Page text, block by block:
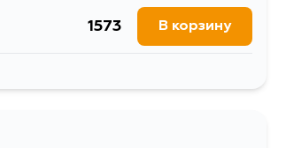
1573 В корзину